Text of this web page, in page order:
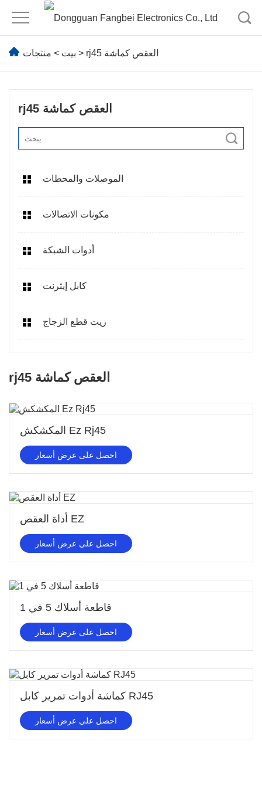
بيت > منتجات > rj45 العقص كماشة
rj45 العقص كماشة
الموصلات والمحطات
مكونات الاتصالات
أدوات الشبكة
كابل إيثرنت
زيت قطع الزجاج
rj45 العقص كماشة
المكشكش Ez Rj45
احصل على عرض أسعار
أداة العقص EZ
احصل على عرض أسعار
قاطعة أسلاك 5 في 1
احصل على عرض أسعار
كماشة أدوات تمرير كابل RJ45
احصل على عرض أسعار